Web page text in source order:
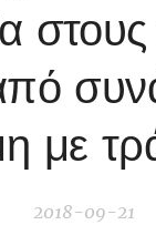
με
2018-09-21